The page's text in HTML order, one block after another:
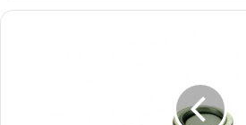
sit